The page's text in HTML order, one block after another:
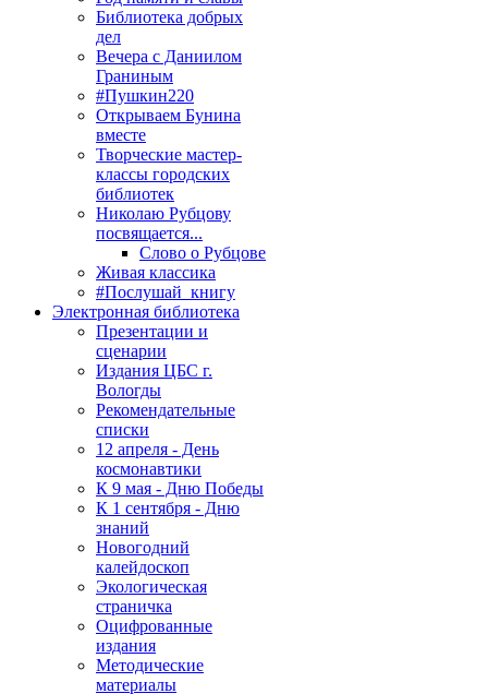
Библиотека добрых
дел
Вечера с Даниилом
Граниным
#Пушкин220
Открываем Бунина
вместе
Творческие мастер-
классы городских
библиотек
Николаю Рубцову
посвящается...
Слово о Рубцове
Живая классика
#Послушай_книгу
Электронная библиотека
Презентации и
сценарии
Издания ЦБС г.
Вологды
Рекомендательные
списки
12 апреля - День
космонавтики
К 9 мая - Дню Победы
К 1 сентября - Дню
знаний
Новогодний
калейдоскоп
Экологическая
страничка
Оцифрованные
издания
Методические
материалы